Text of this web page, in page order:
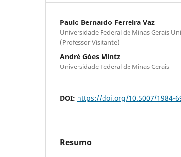
Paulo Bernardo Ferreira Vaz
Universidade Federal de Minas Gerais
(Professor Visitante)
André Góes Mintz
Universidade Federal de Minas Gerais
DOI: https://doi.org/10.5007/1984-
Resumo